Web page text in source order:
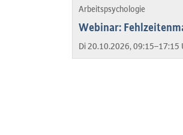
Arbeitspsychologie
Webinar:
Di 20.10.2026, 09:15–17:15